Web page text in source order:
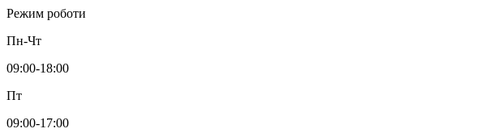
Режим роботи
Пн-Чт
09:00-18:00
Пт
09:00-17:00